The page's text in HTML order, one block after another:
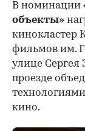
В номинации
объекты»
кинокластер
фильмов им.
улице Сергея
проезде
кино.